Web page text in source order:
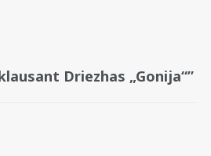
Driezhas „Gonija“”